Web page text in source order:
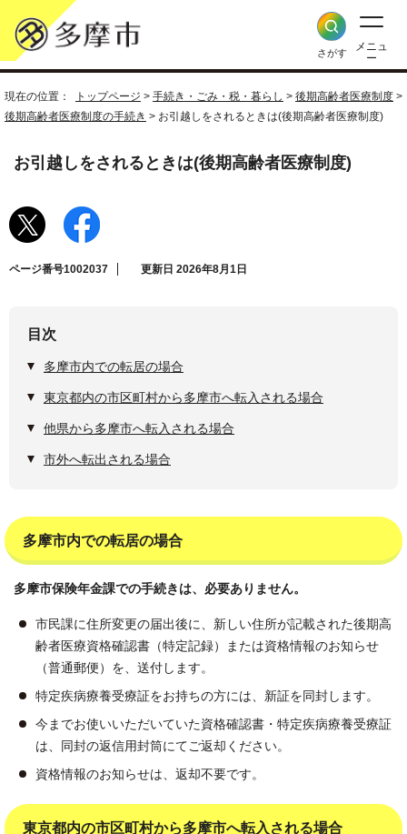
さがす
メニュ
ー
現在の位置： トップページ > 手続き・ごみ・税・暮らし > 後期高齢者医療制度 >
後期高齢者医療制度の手続き > お引越しをされるときは(後期高齢者医療制度)
お引越しをされるときは(後期高齢者医療制度)
ページ番号1002037 更新日 2026年8月1日
目次
多摩市内での転居の場合
東京都内の市区町村から多摩市へ転入される場合
他県から多摩市へ転入される場合
市外へ転出される場合
多摩市内での転居の場合
多摩市保険年金課での手続きは、必要ありません。
市民課に住所変更の届出後に、新しい住所が記載された後期高
齢者医療資格確認書（特定記録）または資格情報のお知らせ
（普通郵便）を、送付します。
特定疾病療養受療証をお持ちの方には、新証を同封します。
今までお使いいただいていた資格確認書・特定疾病療養受療証
は、同封の返信用封筒にてご返却ください。
資格情報のお知らせは、返却不要です。
東京都内の市区町村から多摩市へ転入される場合